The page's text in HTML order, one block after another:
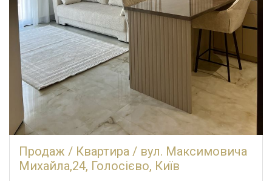
Продаж / Квартира / вул. Максимовича
Михайла,24, Голосієво, Київ